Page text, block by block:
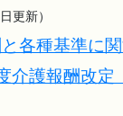
更新）
各種基準に
介護報酬改定